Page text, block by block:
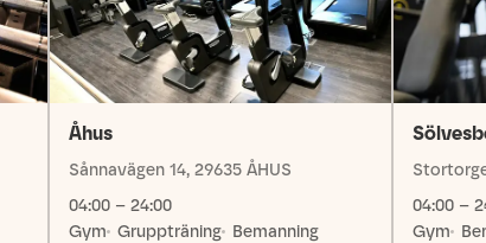
Åhus
Sånnavägen 14, 29635 ÅHUS
04:00 – 24:00
Gym Gruppträning Bemanning
04:00 –
Gym